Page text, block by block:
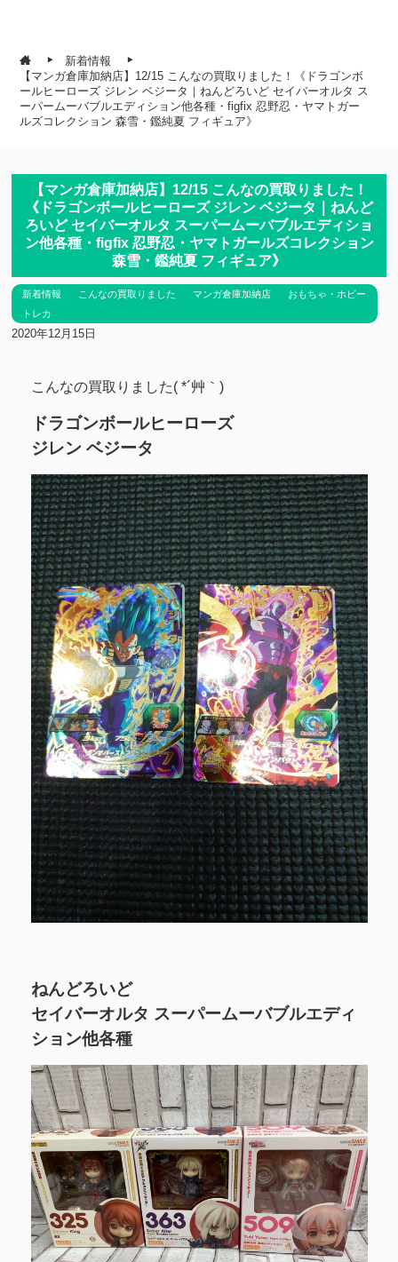
新着情報
【マンガ倉庫加納店】12/15 こんなの買取りました！《ドラゴンボ
ールヒーローズ ジレン ベジータ｜ねんどろいど セイバーオルタ ス
ーパームーバブルエディション他各種・figfix 忍野忍・ヤマトガー
ルズコレクション 森雪・鑑純夏 フィギュア》
【マンガ倉庫加納店】12/15 こんなの買取りました！
《ドラゴンボールヒーローズ ジレン ベジータ｜ねんど
ろいど セイバーオルタ スーパームーバブルエディショ
ン他各種・figfix 忍野忍・ヤマトガールズコレクション
森雪・鑑純夏 フィギュア》
新着情報 こんなの買取りました マンガ倉庫加納店
おもちゃ・ホビー
トレカ
2020年12月15日
こんなの買取りました( *´艸｀)
ドラゴンボールヒーローズ
ジレン ベジータ
ねんどろいど
セイバーオルタ スーパームーバブルエディ
ション他各種